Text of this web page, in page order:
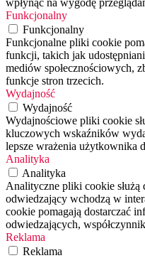
Funkcjonalny
Funkcjonalny
Funkcjonalne pliki cookie
funkcji, takich jak
mediów społecznościowych,
funkcje stron trzecich.
Wydajność
Wydajność
Wydajnościowe pliki cookie
kluczowych wskaźników
lepsze wrażenia użytkownika
Analityka
Analityka
Analityczne pliki cookie
odwiedzający wchodzą w
cookie pomagają dostarczać
odwiedzających,
Reklama
Reklama